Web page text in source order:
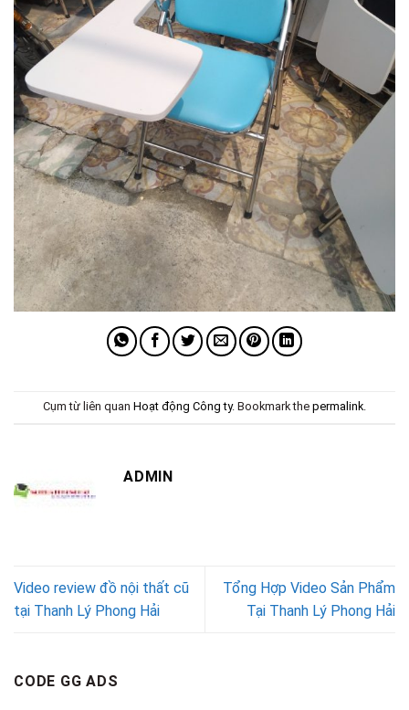
Cụm từ liên quan Hoạt động Công ty. Bookmark the permalink
ADMIN
Video review đồ nội thất cũ
tại Thanh Lý Phong Hải
Tổng Hợp Video Sản Phẩm
Tại Thanh Lý Phong Hải
CODE GG ADS